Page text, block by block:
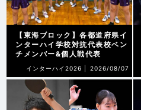
【東海ブロック】各都道府県イ
ンターハイ学校対抗代表校ベン
チメンバー&個人戦代表
インターハイ2026 | 2026/08/07